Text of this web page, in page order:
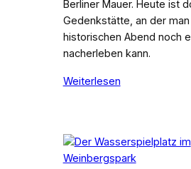
Berliner Mauer. Heute ist
Gedenkstätte, an der
historischen Abend noch
nacherleben kann.
Weiterlesen